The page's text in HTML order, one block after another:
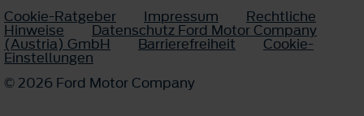
Cookie-Ratgeber Impressum Rechtliche
Hinweise Datenschutz Ford Motor Company
(Austria) GmbH Barrierefreiheit Cookie-
Einstellungen
© 2026 Ford Motor Company